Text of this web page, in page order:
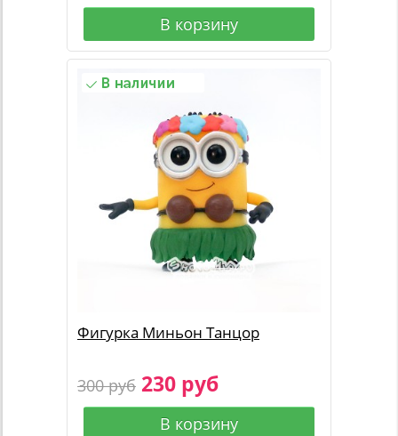
В корзину
Фигурка Миньон Танцор
300 руб 230 руб
В корзину